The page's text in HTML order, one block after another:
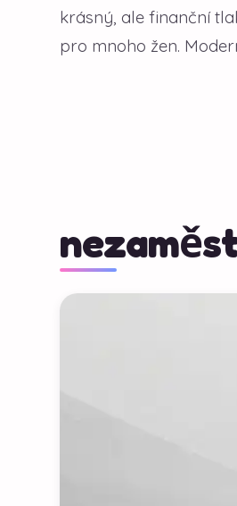
krásný, ale finanční
pro mnoho žen.